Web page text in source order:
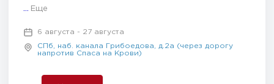
Еще
6 августа - 27 августа
СПб, наб. канала Грибоедова, д.2а (через дорогу
напротив Спаса на Крови)